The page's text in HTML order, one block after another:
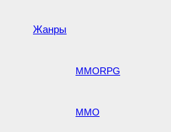
Жанры
MMORPG
MMO